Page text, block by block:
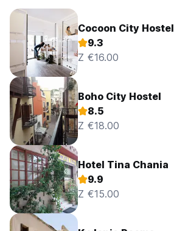
Cocoon City Hostel
9.3
Z €16.00
Boho City Hostel
8.5
Z €18.00
Hotel Tina Chania
9.9
Z €15.00